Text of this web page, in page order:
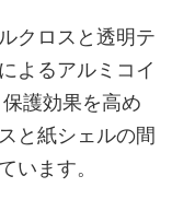
クロスと透明テ
よるアルミコイ
護効果を高め
と紙シェルの間
います。